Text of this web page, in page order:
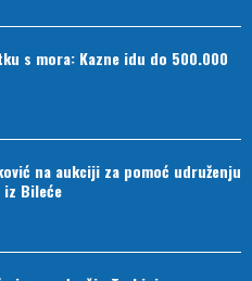
s mora: Kazne idu do 500.000
na aukciji za pomoć udruženju
iz Bileće